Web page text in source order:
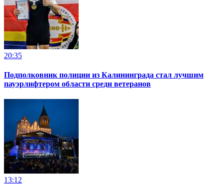
20:35
Подполковник полиции из Калининграда стал лучшим
пауэрлифтером области среди ветеранов
13:12